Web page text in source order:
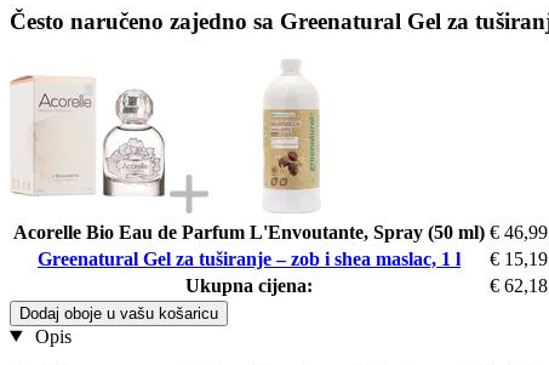
Često naručeno zajedno sa Greenatural Gel za
Acorelle Bio Eau de Parfum L'Envoutante, Spray (50 ml) € 46,99
Greenatural Gel za tuširanje – zob i shea maslac, 1 l
€ 15,19
Ukupna cijena:
€ 62,18
Dodaj oboje u vašu košaricu
Opis